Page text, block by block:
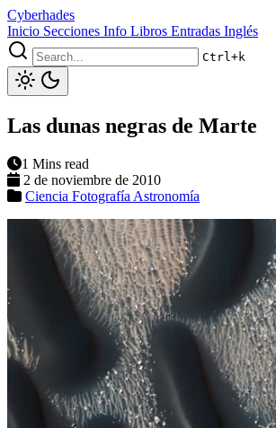
Cyberhades
Inicio Secciones Info Libros Entradas Inglés
Ctrl+k
Las dunas negras de Marte
1 Mins read
2 de noviembre de 2010
Ciencia Fotografía Astronomía